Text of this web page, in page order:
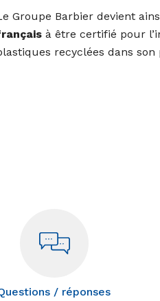
Groupe Barbier devient
à être certifié pour
recyclées dans
/ réponses